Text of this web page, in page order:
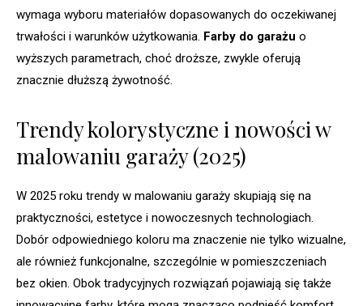
wymaga wyboru materiałów dopasowanych do oczekiwanej
trwałości i warunków użytkowania. Farby do garażu o
wyższych parametrach, choć droższe, zwykle oferują
znacznie dłuższą żywotność.
Trendy kolorystyczne i nowości w
malowaniu garaży (2025)
W 2025 roku trendy w malowaniu garaży skupiają się na
praktyczności, estetyce i nowoczesnych technologiach.
Dobór odpowiedniego koloru ma znaczenie nie tylko wizualne,
ale również funkcjonalne, szczególnie w pomieszczeniach
bez okien. Obok tradycyjnych rozwiązań pojawiają się także